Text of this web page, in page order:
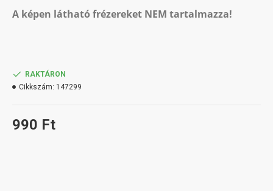
A képen látható frézereket NEM tartalmazza!
990 Ft
RAKTÁRON
Cikkszám: 147299